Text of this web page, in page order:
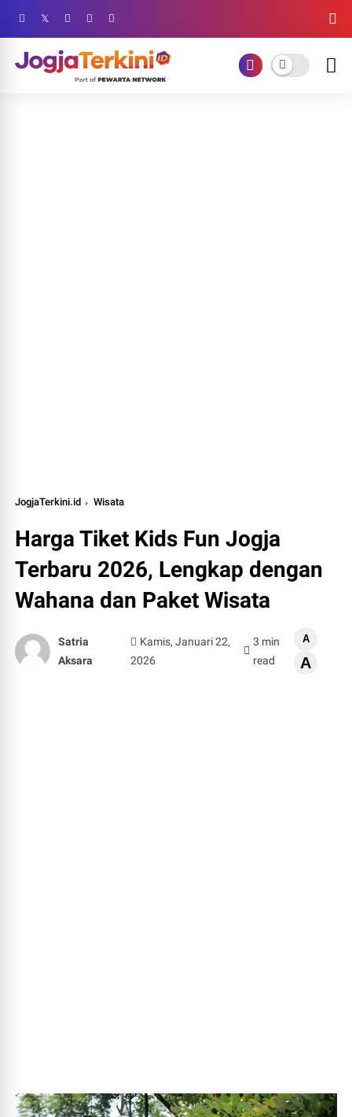
JogjaTerkini.id Wisata
Harga Tiket Kids Fun Jogja
Terbaru 2026, Lengkap dengan
Wahana dan Paket Wisata
Satria
Aksara
Kamis, Januari 22,
2026
3 min
read
A
A